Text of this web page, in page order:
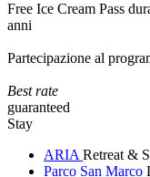
Free Ice Cream Pass
anni
Partecipazione al
Best rate
guaranteed
Stay
ARIA Retreat &
Parco San Marco